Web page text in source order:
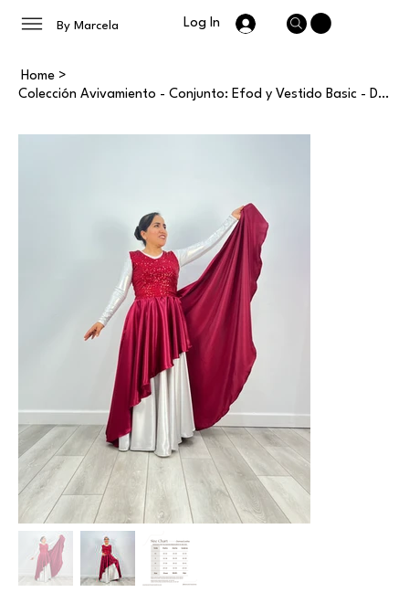
By Marcela Log In
Home >
Colección Avivamiento - Conjunto: Efod y Vestido Basic - Damas